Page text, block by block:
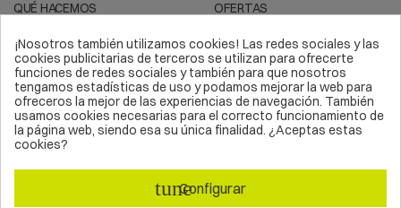
QUÉ HACEMOS
Trabajos verticales
Líneas de vida
Epis
Equipos de protección
OFERTAS
Arnés de seguridad
Sistemas anticaídas
Kits de seguridad
Material deportivo
Escalada
¡Nosotros también utilizamos cookies! Las redes sociales y las
cookies publicitarias de terceros se utilizan para ofrecerte
funciones de redes sociales y también para que nosotros
tengamos estadísticas de uso y podamos mejorar la web para
ofreceros la mejor de las experiencias de navegación. También
usamos cookies necesarias para el correcto funcionamiento de
la página web, siendo esa su única finalidad. ¿Aceptas estas
cookies?
tuneConfigurar